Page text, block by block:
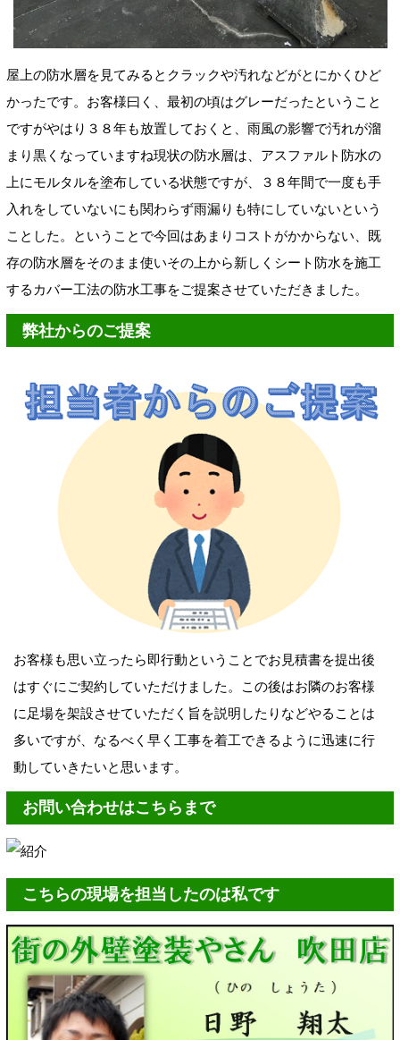
屋上の防水層を見てみるとクラックや汚れなどがとにかくひど
かったです。お客様曰く、最初の頃はグレーだったということ
ですがやはり３８年も放置しておくと、雨風の影響で汚れが溜
まり黒くなっていますね現状の防水層は、アスファルト防水の
上にモルタルを塗布している状態ですが、３８年間で一度も手
入れをしていないにも関わらず雨漏りも特にしていないという
ことした。ということで今回はあまりコストがかからない、既
存の防水層をそのまま使いその上から新しくシート防水を施工
するカバー工法の防水工事をご提案させていただきました。
弊社からのご提案
お客様も思い立ったら即行動ということでお見積書を提出後
はすぐにご契約していただけました。この後はお隣のお客様
に足場を架設させていただく旨を説明したりなどやることは
多いですが、なるべく早く工事を着工できるように迅速に行
動していきたいと思います。
お問い合わせはこちらまで
こちらの現場を担当したのは私です